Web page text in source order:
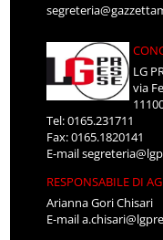
LG
via
Tel: 0165.231711
Fax: 0165.1820141
E-mail
RESPONSABILE DI
Arianna Gori Chisari
E-mail